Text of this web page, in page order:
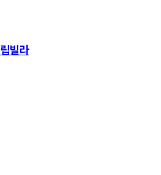
빌라